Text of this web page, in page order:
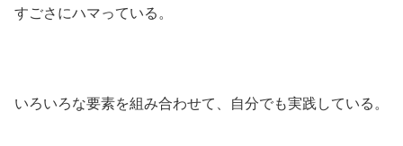
すごさにハマっている。
いろいろな要素を組み合わせて、自分でも実践している。